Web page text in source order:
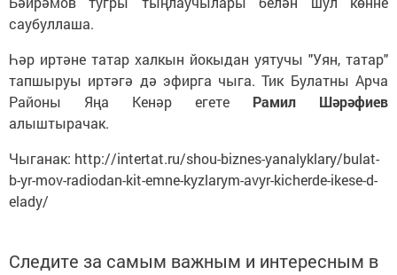
саубуллаша.
Һәр иртәне татар халкын йокыдан уятучы "Уян, татар"
тапшыруы иртәгә дә эфирга чыга. Тик Булатны Арча
Районы Яңа Кенәр егете Рамил Шәрәфиев
алыштырачак.
Чыганак: http://intertat.ru/shou-biznes-yanalyklary/bulat-
b-yr-mov-radiodan-kit-emne-kyzlarym-avyr-kicherde-ikese-d-
elady/
Следите за самым важным и интересным в